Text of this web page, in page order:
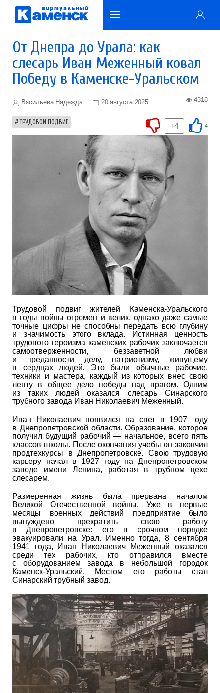
От Днепра до Урала: как
слесарь Иван Меженный ковал
Победу в Каменске-Уральском
Васильева Надежда 20 августа 2025 4318
ТРУДОВОЙ ПОДВИГ 4
+4
Трудовой подвиг жителей Каменска-Уральского
в годы войны огромен и велик, однако даже самые
точные цифры не способны передать всю глубину
и значимость этого вклада. Истинная ценность
трудового героизма каменских рабочих заключается
самоотверженности, беззаветной любви
и преданности делу, патриотизму, живущему
в сердцах людей. Это были обычные рабочие,
техники и мастера, каждый из которых внес свою
лепту в общее дело победы над врагом. Одним
из таких людей оказался слесарь Синарского
трубного завода Иван Николаевич Меженный.
Иван Николаевич появился на свет в 1907 году
в Днепропетровской области. Образование, которое
получил будущий рабочий — начальное, всего пять
классов школы. После окончания учебы он закончил
продтехкурсы в Днепропетровске. Свою трудовую
карьеру начал в 1927 году на Днепропетровском
заводе имени Ленина, работая в трубном цехе
слесарем.
Размеренная жизнь была прервана началом
Великой Отечественной войны. Уже в первые
месяцы военных действий предприятие было
вынуждено прекратить свою работу
в Днепропетровске: его в срочном порядке
эвакуировали на Урал. Именно тогда, 8 сентября
1941 года, Иван Николаевич Меженный оказался
среди тех рабочих, кто отправился вместе
с оборудованием завода в небольшой городок
Каменск-Уральский. Местом его работы стал
Синарский трубный завод.